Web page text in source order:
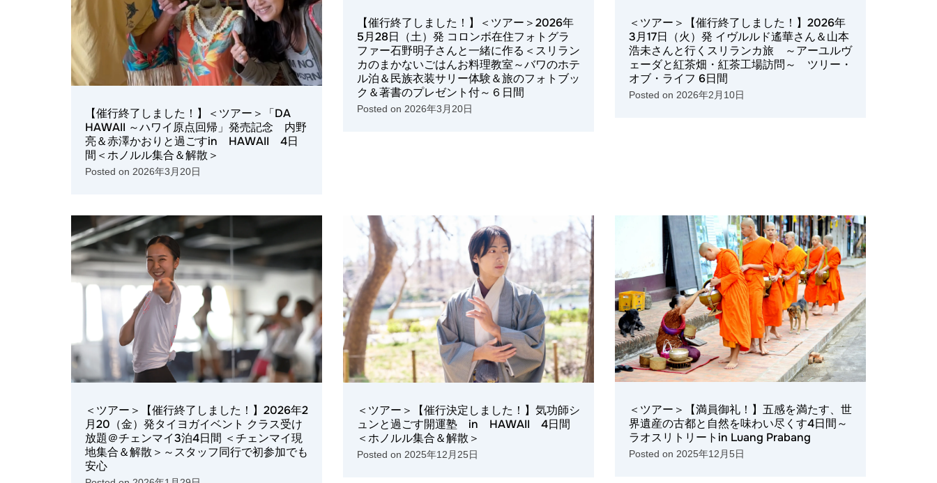
【催行終了しました！】＜ツアー＞「DA
HAWAII ～ハワイ原点回帰」発売記念 内野
亮＆赤澤かおりと過ごすin HAWAII 4日
間＜ホノルル集合＆解散＞
Posted on 2026年3月20日
【催行終了しました！】＜ツアー＞2026年
5月28日（土）発 コロンボ在住フォトグラ
ファー石野明子さんと一緒に作る＜スリラン
カのまかないごはんお料理教室～バワのホテ
ル泊＆民族衣装サリー体験＆旅のフォトブッ
ク＆著書のプレゼント付～６日間
Posted on 2026年3月20日
＜ツアー＞【催行終了しました！】2026年
3月17日（火）発 イヴルルド遙華さん＆山本
浩未さんと行くスリランカ旅 ～アーユルヴ
ェーダと紅茶畑・紅茶工場訪問～ ツリー・
オブ・ライフ 6日間
Posted on 2026年2月10日
＜ツアー＞【催行終了しました！】2026年2
月20（金）発タイヨガイベント クラス受け
放題＠チェンマイ3泊4日間 ＜チェンマイ現
地集合＆解散＞～スタッフ同行で初参加でも
安心
＜ツアー＞【催行決定しました！】気功師シ
ュンと過ごす開運塾 in HAWAII 4日間
＜ホノルル集合＆解散＞
Posted on 2025年12月25日
＜ツアー＞【満員御礼！】五感を満たす、世
界遺産の古都と自然を味わい尽くす4日間～
ラオスリトリートin Luang Prabang
Posted on 2025年12月5日